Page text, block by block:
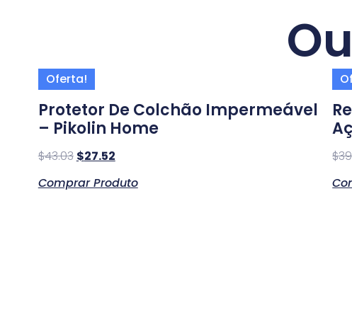
Oferta!
Protetor De Colchão Impermeável
– Pikolin Home
$43.03 $27.52
Comprar Produto
$